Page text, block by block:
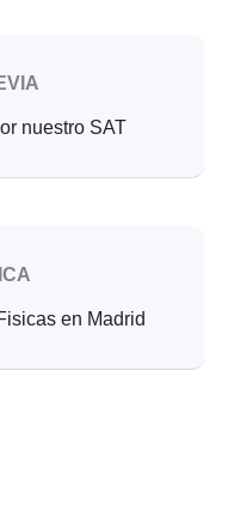
nuestro SAT
en Madrid